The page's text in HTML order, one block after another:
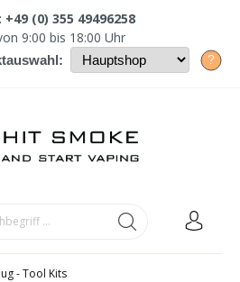
+49 (0) 355 49496258
9:00 bis 18:00 Uhr
?
- Tool Kits